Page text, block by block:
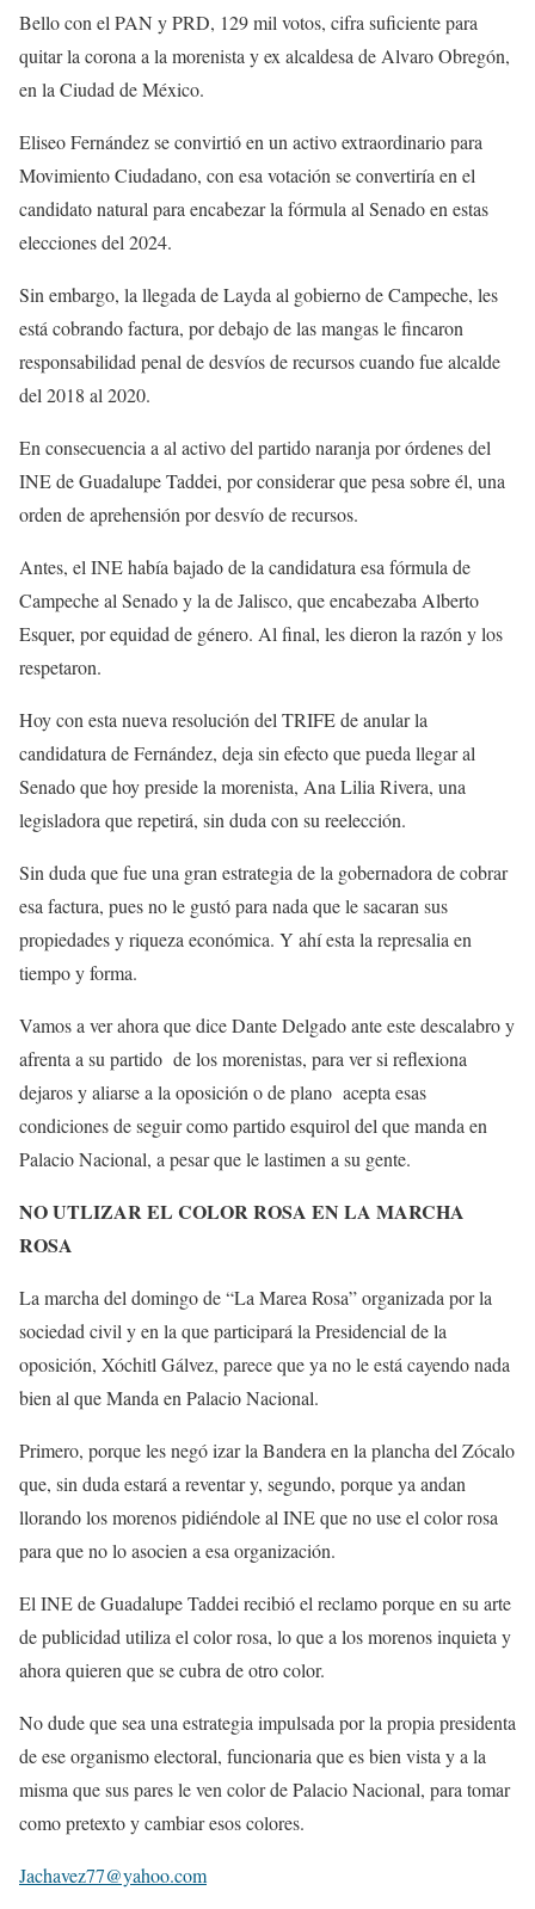
Bello con el PAN y PRD, 129 mil votos, cifra suficiente para
quitar la corona a la morenista y ex alcaldesa de Alvaro Obregón,
en la Ciudad de México.
Eliseo Fernández se convirtió en un activo extraordinario para
Movimiento Ciudadano, con esa votación se convertiría en el
candidato natural para encabezar la fórmula al Senado en estas
elecciones del 2024.
Sin embargo, la llegada de Layda al gobierno de Campeche, les
está cobrando factura, por debajo de las mangas le fincaron
responsabilidad penal de desvíos de recursos cuando fue alcalde
del 2018 al 2020.
En consecuencia a al activo del partido naranja por órdenes del
INE de Guadalupe Taddei, por considerar que pesa sobre él, una
orden de aprehensión por desvío de recursos.
Antes, el INE había bajado de la candidatura esa fórmula de
Campeche al Senado y la de Jalisco, que encabezaba Alberto
Esquer, por equidad de género. Al final, les dieron la razón y los
respetaron.
Hoy con esta nueva resolución del TRIFE de anular la
candidatura de Fernández, deja sin efecto que pueda llegar al
Senado que hoy preside la morenista, Ana Lilia Rivera, una
legisladora que repetirá, sin duda con su reelección.
Sin duda que fue una gran estrategia de la gobernadora de cobrar
esa factura, pues no le gustó para nada que le sacaran sus
propiedades y riqueza económica. Y ahí esta la represalia en
tiempo y forma.
Vamos a ver ahora que dice Dante Delgado ante este descalabro y
afrenta a su partido de los morenistas, para ver si reflexiona
dejaros y aliarse a la oposición o de plano acepta esas
condiciones de seguir como partido esquirol del que manda en
Palacio Nacional, a pesar que le lastimen a su gente.
NO UTLIZAR EL COLOR ROSA EN LA MARCHA
ROSA
La marcha del domingo de “La Marea Rosa” organizada por la
sociedad civil y en la que participará la Presidencial de la
oposición, Xóchitl Gálvez, parece que ya no le está cayendo nada
bien al que Manda en Palacio Nacional.
Primero, porque les negó izar la Bandera en la plancha del Zócalo
que, sin duda estará a reventar y, segundo, porque ya andan
llorando los morenos pidiéndole al INE que no use el color rosa
para que no lo asocien a esa organización.
El INE de Guadalupe Taddei recibió el reclamo porque en su arte
de publicidad utiliza el color rosa, lo que a los morenos inquieta y
ahora quieren que se cubra de otro color.
No dude que sea una estrategia impulsada por la propia presidenta
de ese organismo electoral, funcionaria que es bien vista y a la
misma que sus pares le ven color de Palacio Nacional, para tomar
como pretexto y cambiar esos colores.
Jachavez77@yahoo.com